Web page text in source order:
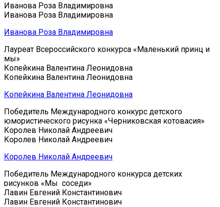
Иванова Роза Владимировна
Иванова Роза Владимировна
Иванова Роза Владимировна
Лауреат Всероссийского конкурса «Маленький принц и
мы»
Копейкина Валентина Леонидовна
Копейкина Валентина Леонидовна
Копейкина Валентина Леонидовна
Победитель Международного конкурс детского
юмористического рисунка «Черниковская котовасия»
Королев Николай Андреевич
Королев Николай Андреевич
Королев Николай Андреевич
Победитель Международного конкурса детских
рисунков «Мы соседи»
Лавин Евгений Константинович
Лавин Евгений Константинович